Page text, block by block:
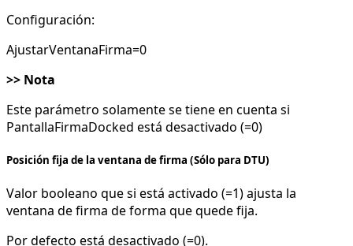
Configuración:
AjustarVentanaFirma=0
>> Nota
Este parámetro solamente se tiene en cuenta si
PantallaFirmaDocked está desactivado (=0)
Posición fija de la ventana de firma (Sólo para DTU)
Valor booleano que si está activado (=1) ajusta la
ventana de firma de forma que quede fija.
Por defecto está desactivado (=0).